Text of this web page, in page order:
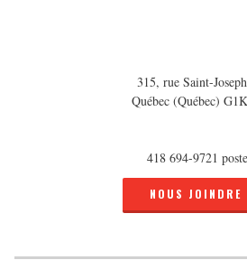
315, rue Saint-
Québec (Québec)
418 694-9721
NOUS JOINDRE